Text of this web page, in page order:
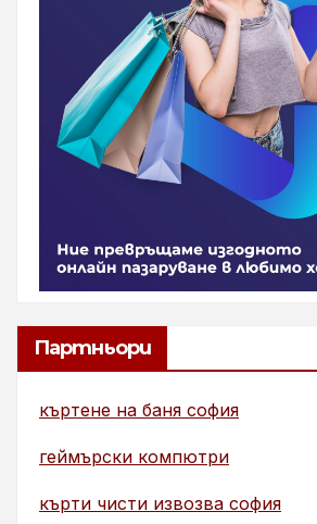
Партньори
къртене на баня софия
геймърски компютри
кърти чисти извозва софия